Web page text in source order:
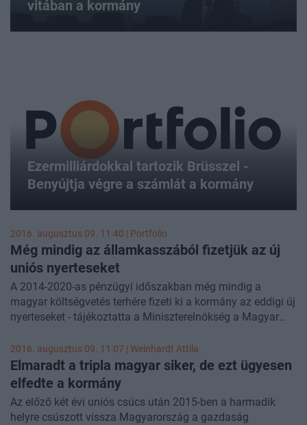
vitában a kormány
Ezermilliárdokkal tartozik Brüsszel -
Benyújtja végre a számlát a kormány
2016. augusztus 09. 11:40 | Portfolio
Még mindig az államkasszából fizetjük az új
uniós nyerteseket
A 2014-2020-as pénzügyi időszakban még mindig a
magyar költségvetés terhére fizeti ki a kormány az eddigi új
nyerteseket - tájékoztatta a Miniszterelnökség a Magyar
milliárd forinton áll a kifizetett összeg számlálója ezzel
szemben a kezdeti előfinanszírozás és az éves előlegek
már folyósított összegei 321 milliárd forintot tesznek ki.
Azaz az eddigi összes kifizetés csaknem egészére már
érkezett pénz Brüsszelből.
2016. augusztus 09. 11:07 | Weinhardt Attila
Elmaradt a tripla magyar siker, de ezt ügyesen
elfedte a kormány
Az előző két évi uniós csúcs után 2015-ben a harmadik
helyre csúszott vissza Magyarország a gazdaság